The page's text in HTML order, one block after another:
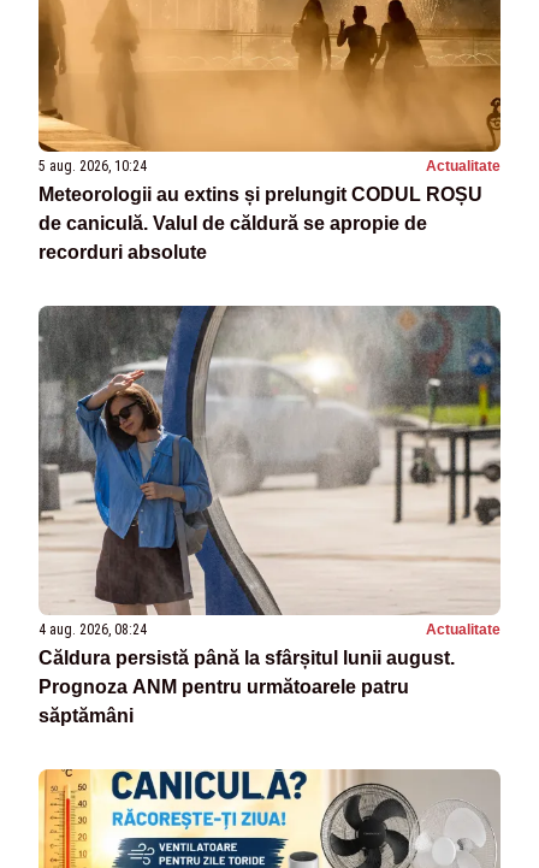
5 aug. 2026, 10:24 Actualitate
Meteorologii au extins și prelungit CODUL ROȘU
de caniculă. Valul de căldură se apropie de
recorduri absolute
4 aug. 2026, 08:24 Actualitate
Căldura persistă până la sfârșitul lunii august.
Prognoza ANM pentru următoarele patru
săptămâni